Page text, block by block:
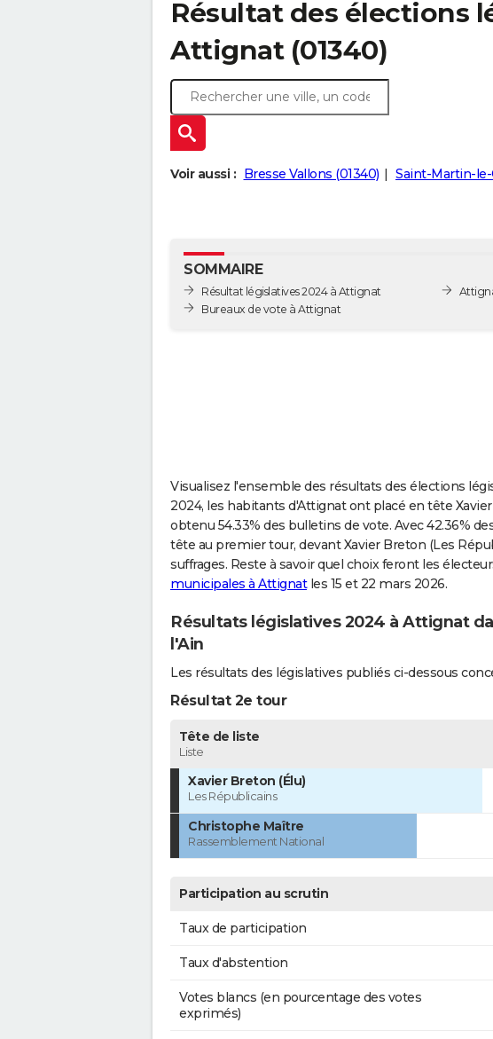
Résultat des élections
Attignat (01340)
Voir aussi : Bresse Vallons (01340) Saint-Martin-le-
SOMMAIRE
Résultat législatives 2024 à Attignat
Bureaux de vote à Attignat
Visualisez l'ensemble des résultats des élections
2024, les habitants d'Attignat ont placé en tête
obtenu 54.33% des bulletins de vote. Avec 42.36%
tête au premier tour, devant Xavier Breton (Les
suffrages. Reste à savoir quel choix feront les
municipales à Attignatles 15 et 22 mars 2026.
Résultats législatives 2024 à Attignat
l'Ain
Les résultats des législatives publiés ci-dessous
Résultat 2e tour
Tête de liste
Liste
Xavier Breton (Élu)
Les Républicains
Christophe Maître
Rassemblement National
Participation au scrutin
Taux de participation
Taux d'abstention
Votes blancs (en pourcentage des votes
exprimés)